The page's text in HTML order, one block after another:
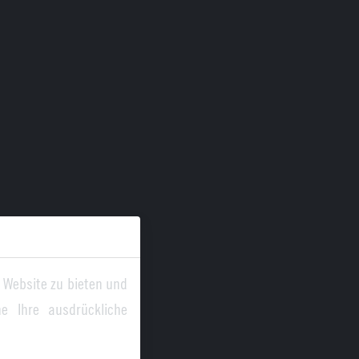
zu bieten und
Ihre ausdrückliche